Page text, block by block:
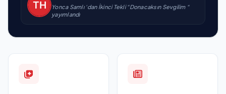
Yonca Samlı ‘dan İkinci Tekli “Donacaksın Sevgilim “
yayımlandı